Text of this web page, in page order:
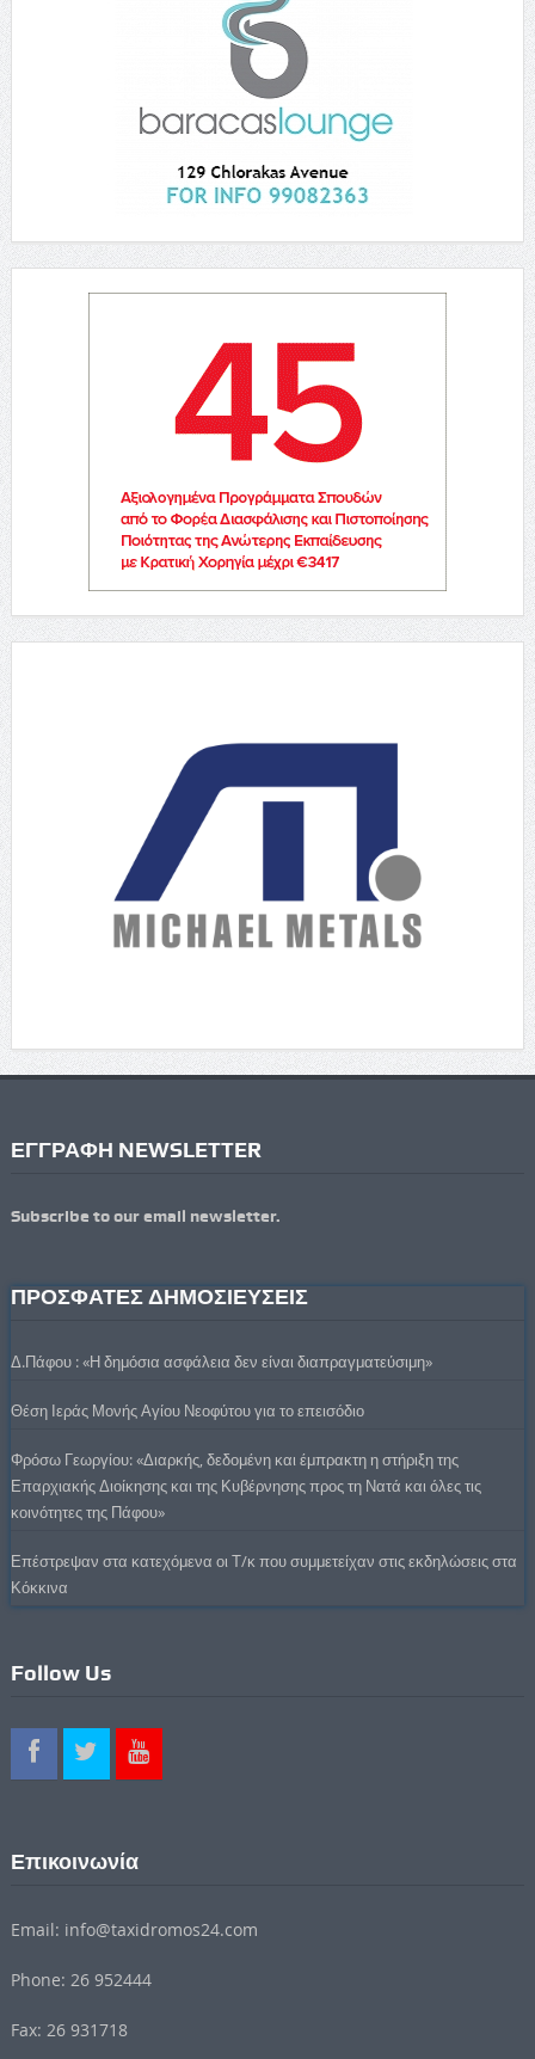
ΕΓΓΡΑΦΗ NEWSLETTER
Subscribe to our email newsletter.
ΠΡΟΣΦΑΤΕΣ ΔΗΜΟΣΙΕΥΣΕΙΣ
Δ.Πάφου : «Η δημόσια ασφάλεια δεν είναι διαπραγματεύσιμη»
Θέση Ιεράς Μονής Αγίου Νεοφύτου για το επεισόδιο
Φρόσω Γεωργίου: «Διαρκής, δεδομένη και έμπρακτη η στήριξη της
Επαρχιακής Διοίκησης και της Κυβέρνησης προς τη Νατά και όλες τις
κοινότητες της Πάφου»
Επέστρεψαν στα κατεχόμενα οι Τ/κ που συμμετείχαν στις εκδηλώσεις στα
Κόκκινα
Follow Us
Επικοινωνία
Email: info@taxidromos24.com
Phone: 26 952444
Fax: 26 931718